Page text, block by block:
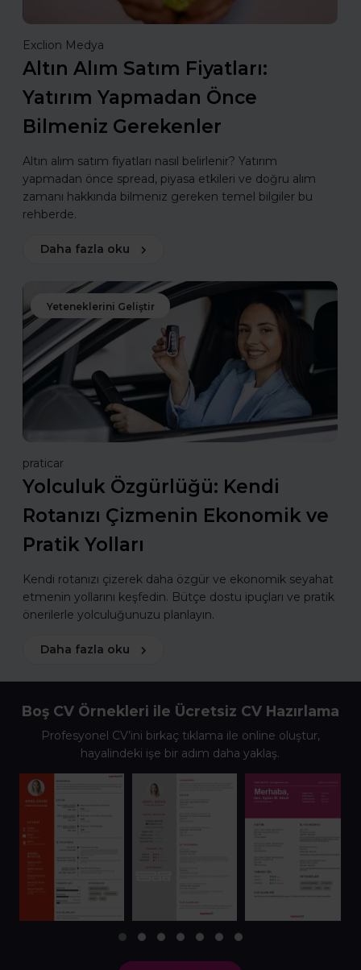
Exclion Medya
Altın Alım Satım Fiyatları:
Yatırım Yapmadan Önce
Bilmeniz Gerekenler
Altın alım satım fiyatları nasıl belirlenir? Yatırım
yapmadan önce spread, piyasa etkileri ve doğru alım
zamanı hakkında bilmeniz gereken temel bilgiler bu
rehberde.
Daha fazla oku
Yeteneklerini Geliştir
praticar
Yolculuk Özgürlüğü: Kendi
Rotanızı Çizmenin Ekonomik ve
Pratik Yolları
Kendi rotanızı çizerek daha özgür ve ekonomik seyahat
etmenin yollarını keşfedin. Bütçe dostu ipuçları ve pratik
önerilerle yolculuğunuzu planlayın.
Daha fazla oku
Boş CV Örnekleri ile Ücretsiz CV Hazırlama
Profesyonel CV’ini birkaç tıklama ile online oluştur,
hayalindeki işe bir adım daha yaklaş.